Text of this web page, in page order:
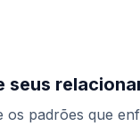
seus
os padrões que